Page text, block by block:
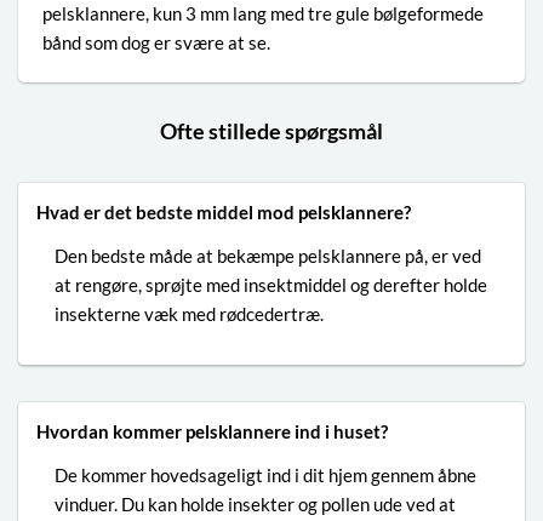
pelsklannere, kun 3 mm lang med tre gule bølgeformede
bånd som dog er svære at se.
Ofte stillede spørgsmål
Hvad er det bedste middel mod pelsklannere?
Den bedste måde at bekæmpe pelsklannere på, er ved
at rengøre, sprøjte med insektmiddel og derefter holde
insekterne væk med rødcedertræ.
Hvordan kommer pelsklannere ind i huset?
De kommer hovedsageligt ind i dit hjem gennem åbne
vinduer. Du kan holde insekter og pollen ude ved at